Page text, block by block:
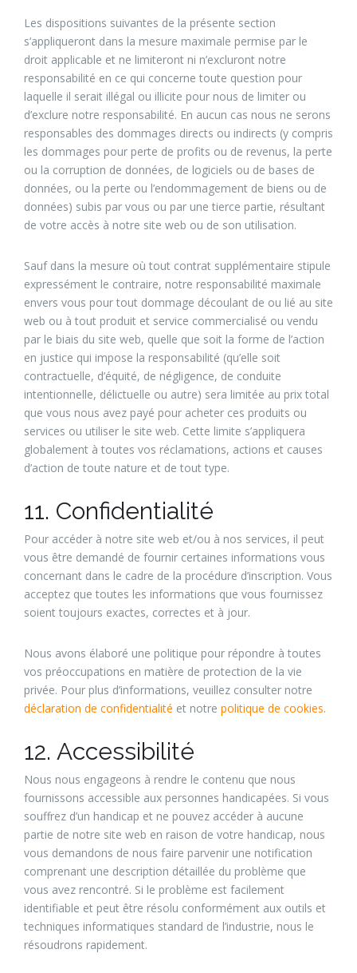
Les dispositions suivantes de la présente section
s’appliqueront dans la mesure maximale permise par le
droit applicable et ne limiteront ni n’excluront notre
responsabilité en ce qui concerne toute question pour
laquelle il serait illégal ou illicite pour nous de limiter ou
d’exclure notre responsabilité. En aucun cas nous ne serons
responsables des dommages directs ou indirects (y compris
les dommages pour perte de profits ou de revenus, la perte
ou la corruption de données, de logiciels ou de bases de
données, ou la perte ou l’endommagement de biens ou de
données) subis par vous ou par une tierce partie, résultant
de votre accès à notre site web ou de son utilisation.
Sauf dans la mesure où tout contrat supplémentaire stipule
expressément le contraire, notre responsabilité maximale
envers vous pour tout dommage découlant de ou lié au site
web ou à tout produit et service commercialisé ou vendu
par le biais du site web, quelle que soit la forme de l’action
en justice qui impose la responsabilité (qu’elle soit
contractuelle, d’équité, de négligence, de conduite
intentionnelle, délictuelle ou autre) sera limitée au prix total
que vous nous avez payé pour acheter ces produits ou
services ou utiliser le site web. Cette limite s’appliquera
globalement à toutes vos réclamations, actions et causes
d’action de toute nature et de tout type.
11. Confidentialité
Pour accéder à notre site web et/ou à nos services, il peut
vous être demandé de fournir certaines informations vous
concernant dans le cadre de la procédure d’inscription. Vous
acceptez que toutes les informations que vous fournissez
soient toujours exactes, correctes et à jour.
Nous avons élaboré une politique pour répondre à toutes
vos préoccupations en matière de protection de la vie
privée. Pour plus d’informations, veuillez consulter notre
déclaration de confidentialité et notre politique de cookies.
12. Accessibilité
Nous nous engageons à rendre le contenu que nous
fournissons accessible aux personnes handicapées. Si vous
souffrez d’un handicap et ne pouvez accéder à aucune
partie de notre site web en raison de votre handicap, nous
vous demandons de nous faire parvenir une notification
comprenant une description détaillée du problème que
vous avez rencontré. Si le problème est facilement
identifiable et peut être résolu conformément aux outils et
techniques informatiques standard de l’industrie, nous le
résoudrons rapidement.